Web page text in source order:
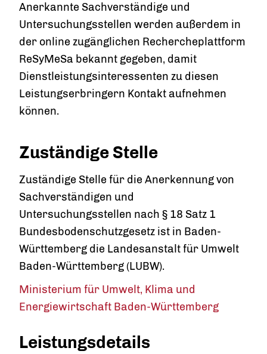
Anerkannte Sachverständige und
Untersuchungsstellen werden außerdem in
der online zugänglichen Rechercheplattform
ReSyMeSa bekannt gegeben, damit
Dienstleistungsinteressenten zu diesen
Leistungserbringern Kontakt aufnehmen
können.
Zuständige Stelle
Zuständige Stelle für die Anerkennung von
Sachverständigen und
Untersuchungsstellen nach § 18 Satz 1
Bundesbodenschutzgesetz ist in Baden-
Württemberg die Landesanstalt für Umwelt
Baden-Württemberg (LUBW).
Ministerium für Umwelt, Klima und
Energiewirtschaft Baden-Württemberg
Leistungsdetails